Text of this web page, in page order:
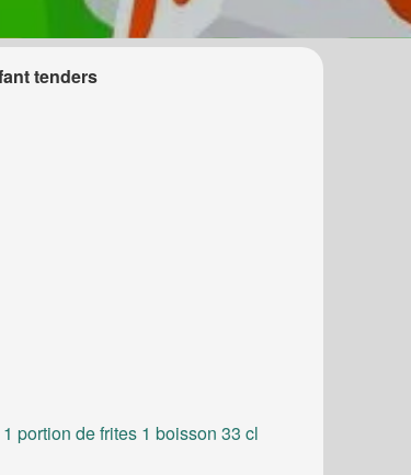
tenders
portion de frites 1 boisson 33 cl